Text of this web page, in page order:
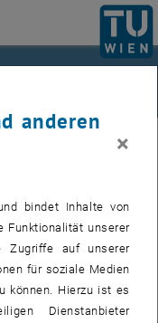
Physik auflisten
Bereich , öffnet eine
die Übersicht
Termine.
anderen
×
bindet Inhalte von
Funktionalität unserer
Zugriffe auf unserer
für soziale Medien
können. Hierzu ist es
Dienstanbieter